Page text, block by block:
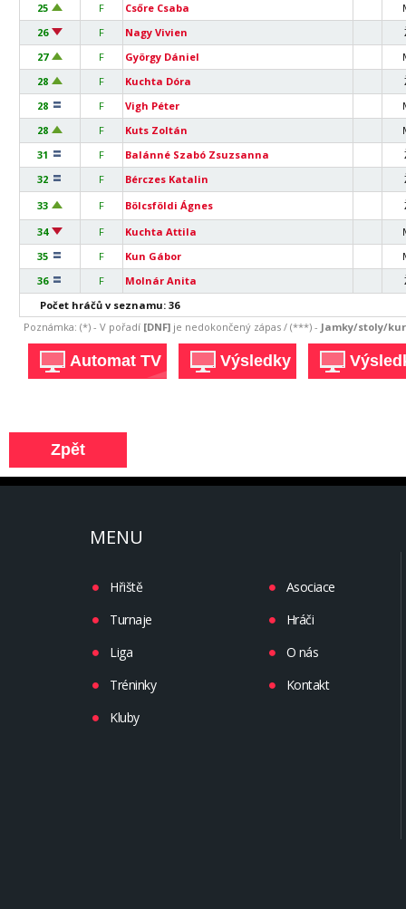
25
F Csőre Csaba
26
F Nagy Vivien
27
F György Dániel
28
F Kuchta Dóra
28
F Vigh Péter
28
F Kuts Zoltán
31
F Balánné Szabó Zsuzsanna
32
F Bérczes Katalin
33
F Bölcsföldi Ágnes
34
F Kuchta Attila
35
F Kun Gábor
36
F Molnár Anita
Počet hráčů v seznamu: 36
Poznámka: (*) - V pořadí [DNF] je nedokončený zápas / (***) - Jamky/stoly/
MENU
Hřiště
Turnaje
Liga
Tréninky
Kluby
Asociace
Hráči
O nás
Kontakt